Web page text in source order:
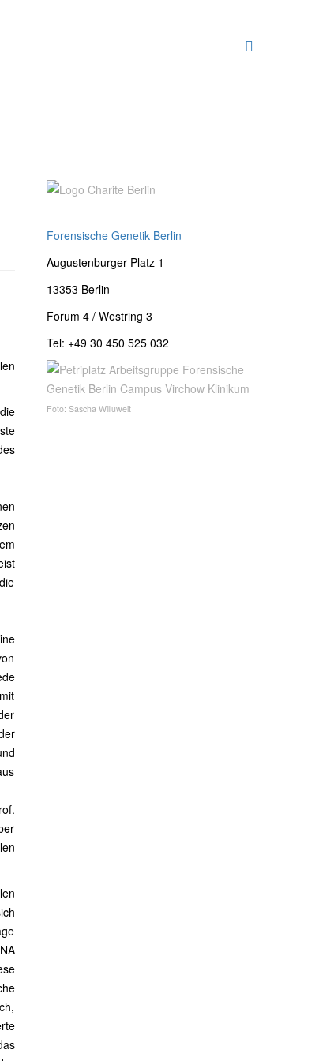
Forensische Genetik Berlin
Augustenburger Platz 1
13353 Berlin
Forum 4 / Westring 3
Tel: +49 30 450 525 032
Foto: Sascha Willuweit